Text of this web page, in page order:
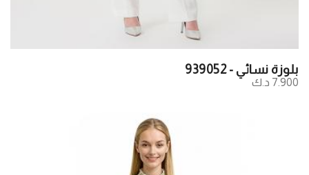
بلوزة نسائي - 939052
7.900 د.ك